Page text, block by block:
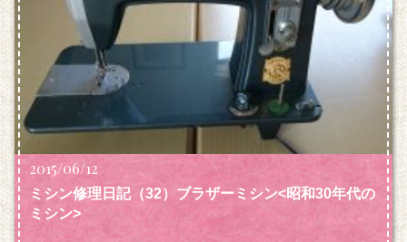
2015/06/12
ミシン修理日記（32）ブラザーミシン<昭和30年代の
ミシン>